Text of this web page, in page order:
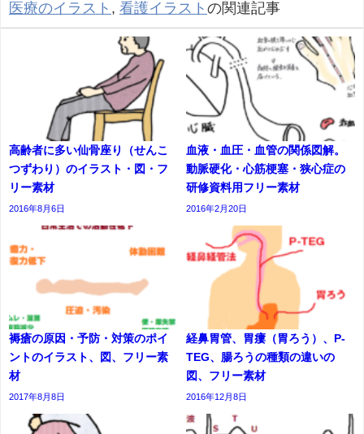
医療のイラスト , 看護イラスト の関連記事
高齢者に多い仙骨座り（せんこ
つずわり）のイラスト・図・フ
リー素材
2016年8月6日
血液・血圧・血管の関係図解。
動脈硬化・心筋梗塞・狭心症の
研修資料用フリー素材
2016年2月20日
褥瘡の原因・予防・対策のポイ
ントのイラスト、図、フリー素
材
2017年8月8日
経鼻胃管、胃瘻（胃ろう）、P-
TEG、腸ろうの種類の違いの
図、フリー素材
2016年12月8日